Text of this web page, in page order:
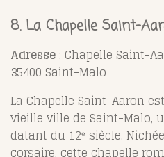
8. La Chapelle Saint-
Adresse : Chapelle Saint-
35400 Saint-Malo
La Chapelle Saint-Aaron
vieille ville de Saint-Malo,
datant du 12ᵉ siècle.
corsaire, cette chapelle